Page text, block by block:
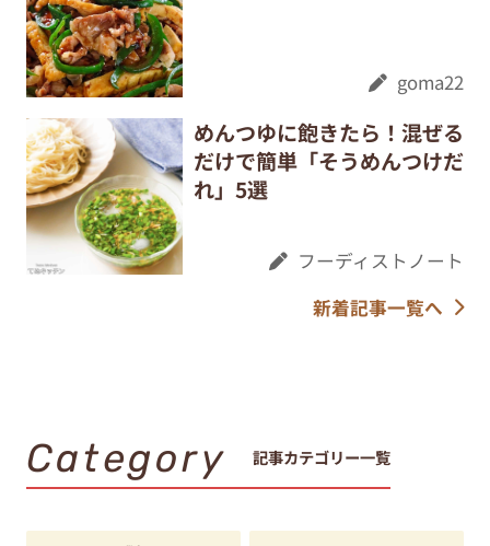
goma22
めんつゆに飽きたら！混ぜる
だけで簡単「そうめんつけだ
れ」5選
フーディストノート
新着記事一覧へ
Category 記事カテゴリー一覧